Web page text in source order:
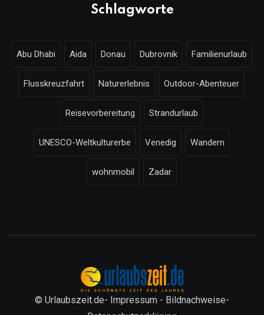
Schlagworte
Abu Dhabi Aida Donau Dubrovnik Familienurlaub
Flusskreuzfahrt Naturerlebnis Outdoor-Abenteuer
Reisevorbereitung Strandurlaub
UNESCO-Weltkulturerbe Venedig Wandern
wohnmobil Zadar
© Urlaubszeit.de- Impressum - Bildnachweise-